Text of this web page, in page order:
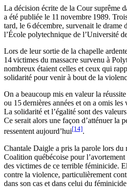
La décision écrite de la Cour suprême
a été publiée le 11 novembre 1989.
tard, le 6 décembre, survenait le drame
l’École polytechnique de l’Université
Lors de leur sortie de la chapelle
14 victimes du massacre survenu à
nombreux étaient celles et ceux qui
solidarité pour venir à bout de la
On a beaucoup mis en valeur la
ou 15 dernières années et on a omis les
La solidarité et l’égalité sont des
Ce serait alors une façon d’atténuer la
ressentent aujourd’hui[14].
Chantale Daigle a pris la parole lors du
Coalition québécoise pour
des victimes de ce terrible féminicide.
contre la violence, particulièrement
dans son cas et dans celui du